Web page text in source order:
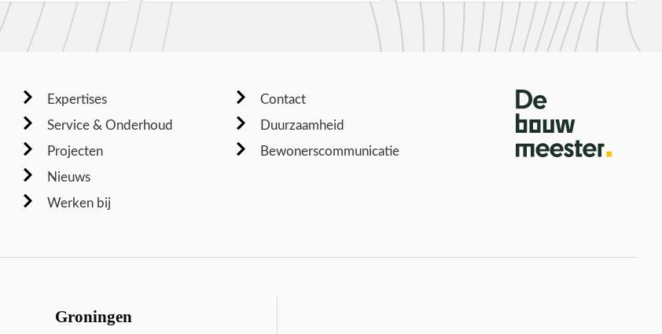
Expertises
Service & Onderhoud
Projecten
Nieuws
Werken bij
Contact
Duurzaamheid
Bewonerscommunicatie
Groningen